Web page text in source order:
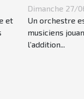
et
Dimanche 27/
Un orchestre
musiciens
l’addition...